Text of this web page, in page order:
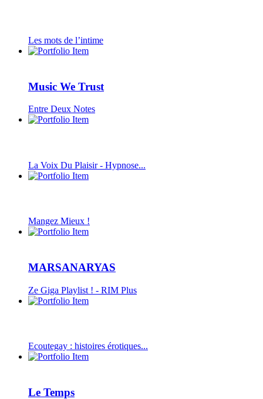
Les mots de l’intime
Music We Trust
Entre Deux Notes
La Voix Du Plaisir - Hypnose...
Mangez Mieux !
MARSANARYAS
Ze Giga Playlist ! - RIM Plus
Ecoutegay : histoires érotiques...
Le Temps